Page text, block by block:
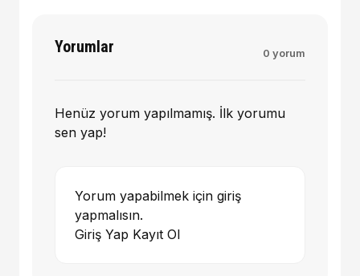
Yorumlar 0 yorum
Henüz yorum yapılmamış. İlk yorumu
sen yap!
Yorum yapabilmek için giriş
yapmalısın.
Giriş Yap Kayıt Ol